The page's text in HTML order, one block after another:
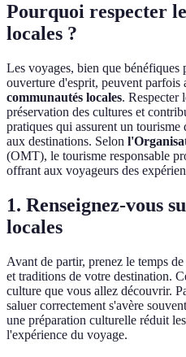
Pourquoi respecter
locales ?
Les voyages, bien que bénéfiques
ouverture d'esprit, peuvent parfois
communautés locales. Respecter
préservation des cultures et
pratiques qui assurent un
aux destinations. Selon
(OMT), le tourisme responsable
offrant aux voyageurs des
1. Renseignez-vous
locales
Avant de partir, prenez le temps
et traditions de votre destination.
culture que vous allez découvrir.
saluer correctement s'avère
une préparation culturelle réduit
l'expérience du voyage.